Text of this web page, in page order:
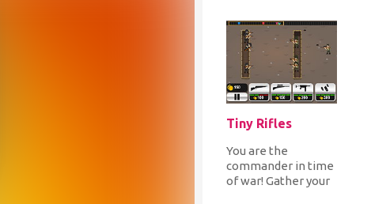
Tiny Rifles
You are the
commander in time
of war! Gather your